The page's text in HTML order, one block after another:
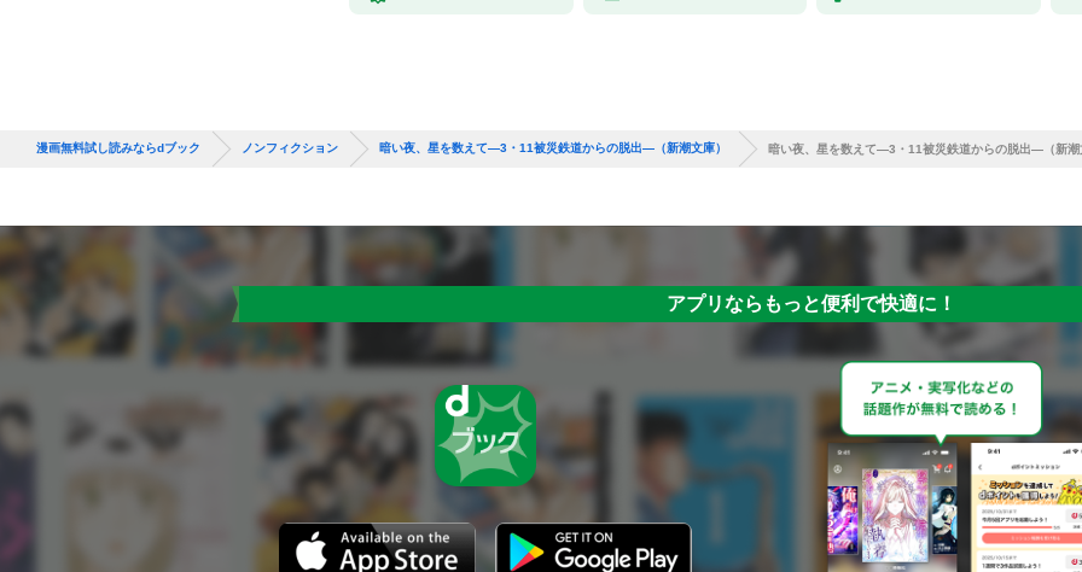
漫画無料試し読みならdブック ノンフィクション 暗い夜、星を数えて—3・11被災鉄道からの脱出—（新潮文庫） 暗い夜、星を数えて—3・11被災鉄道からの脱出—（新潮
アプリならもっと便利で快適に！